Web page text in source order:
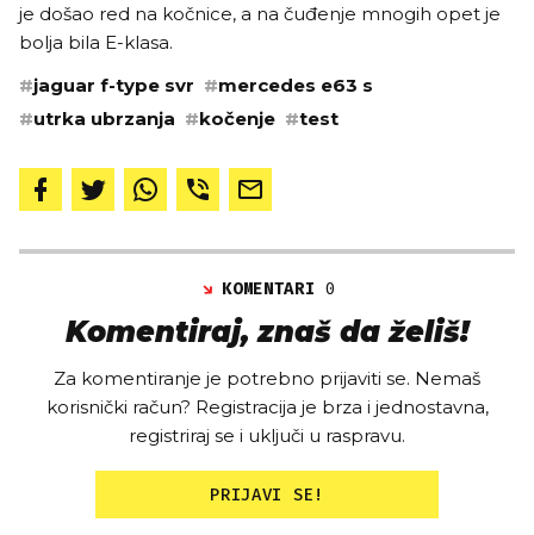
je došao red na kočnice, a na čuđenje mnogih opet je
bolja bila E-klasa.
#jaguar f-type svr #mercedes e63 s
#utrka ubrzanja #kočenje #test
KOMENTARI0
Komentiraj, znaš da želiš!
Za komentiranje je potrebno prijaviti se. Nemaš
korisnički račun? Registracija je brza i jednostavna,
registriraj se i uključi u raspravu.
PRIJAVI SE!